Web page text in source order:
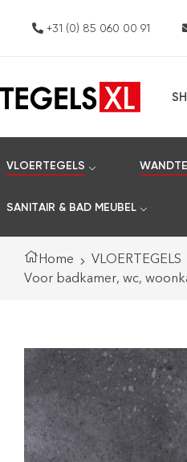
+31 (0) 85 060 00 91
VLOERTEGELS
SANITAIR & BAD MEUBEL
Home VLOERTEGELS
Voor badkamer, wc,